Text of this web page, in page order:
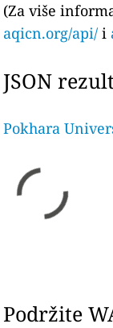
(Za više
aqicn.org/api/ i
JSON
Pokhara
Podržite